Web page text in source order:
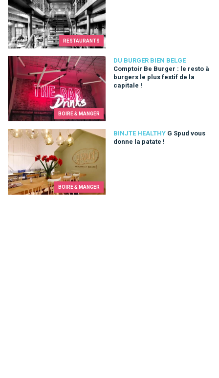
RESTAURANTS
BOIRE & MANGER
DU BURGER BIEN BELGE
Comptoir Be Burger : le resto à
burgers le plus festif de la
capitale !
Comptoir Be Burger : le resto à burgers le plus festif de la
BOIRE & MANGER
BINJTE HEALTHY G Spud vous
donne la patate !
G Spud vous donne la patate !